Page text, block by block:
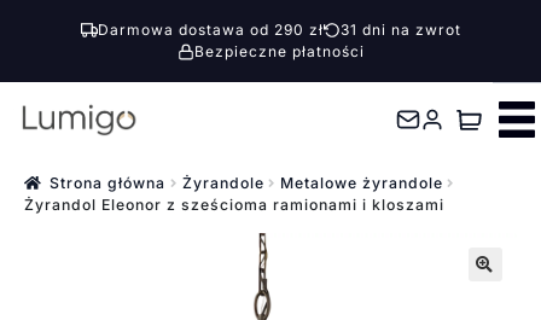
Darmowa dostawa od 290 zł
31 dni na zwrot
Bezpieczne płatności
Przejdź
nawigacji
Przejdź
treści Strona główna Żyrandole
Metalowe żyrandole
Żyrandol Eleonor z sześcioma ramionami i kloszami